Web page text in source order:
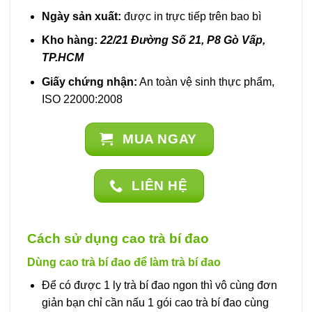
Ngày sản xuất: được in trực tiếp trên bao bì
Kho hàng: 22/21 Đường Số 21, P8 Gò Vấp,
TP.HCM
Giấy chứng nhận: An toàn vệ sinh thực phẩm,
ISO 22000:2008
MUA NGAY
LIÊN HỆ
Cách sử dụng cao trà bí đao
Dùng cao trà bí đao để làm trà bí đao
Để có được 1 ly trà bí đao ngon thì vô cùng đơn
giản bạn chỉ cần nấu 1 gói cao trà bí đao cùng